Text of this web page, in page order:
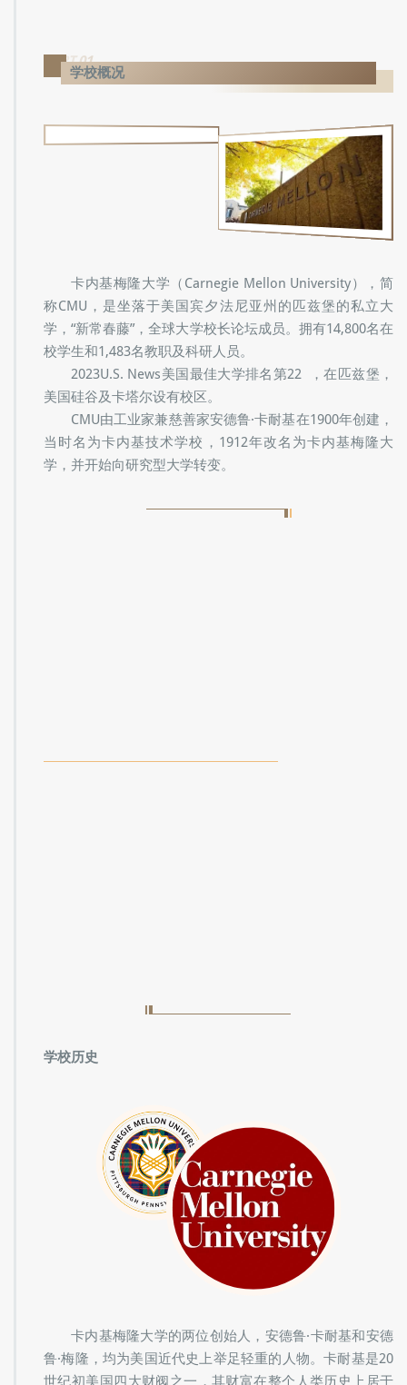
PART.01
学校概况
卡内基梅隆大学（Carnegie Mellon University），简
称CMU，是坐落于美国宾夕法尼亚州的匹兹堡的私立大
学，“新常春藤”，全球大学校长论坛成员。拥有14,800名在
校学生和1,483名教职及科研人员。
2023U.S. News美国最佳大学排名第22 ，在匹兹堡，
美国硅谷及卡塔尔设有校区。
CMU由工业家兼慈善家安德鲁·卡耐基在1900年创建，
当时名为卡内基技术学校，1912年改名为卡内基梅隆大
卡内基梅隆大学的两位创始人，安德鲁·卡耐基和安德
鲁·梅隆，均为美国近代史上举足轻重的人物。卡耐基是20